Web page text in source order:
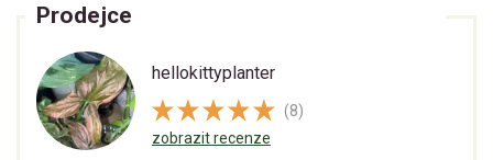
Prodejce
hellokittyplanter
(8)
zobrazit recenze